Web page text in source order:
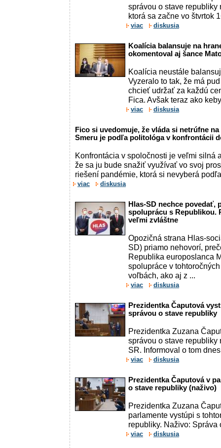
správou o stave republiky
ktorá sa začne vo štvrtok
viac diskusia
Koalícia balansuje na
okomentoval aj šance
Koalícia neustále
Vyzeralo to tak, že má
chcieť udržať za každú
Fica. Avšak teraz ako
viac diskusia
Fico si uvedomuje, že vláda si netrúfne
Smeru je podľa politológa v konfrontácii
Konfrontácia v spoločnosti je veľmi silná
že sa ju bude snažiť využívať vo svoj
riešení pandémie, ktorá si nevyberá
viac diskusia
Hlas-SD nechce povedať,
spoluprácu s Republikou.
veľmi zvláštne
Opozičná strana Hlas-
SD) priamo nehovorí,
Republika europoslanca
spolupráce v
voľbách, ako aj z ...
viac diskusia
Prezidentka Čaputová
správou o stave republiky
Prezidentka Zuzana
správou o stave
SR. Informoval o tom
viac diskusia
Prezidentka Čaputová v
o stave republiky (naživo)
Prezidentka Zuzana
parlamente vystúpi s
republiky. Naživo: Správa
viac diskusia